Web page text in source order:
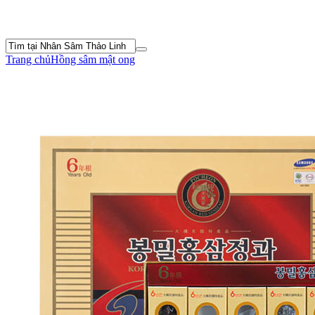
Trang chủHồng sâm mật ong